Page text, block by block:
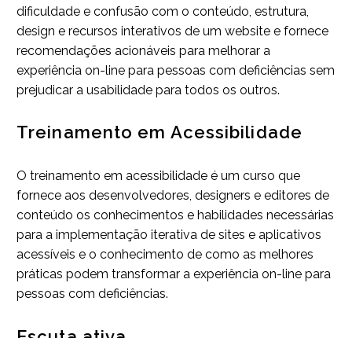
dificuldade e confusão com o conteúdo, estrutura,
design e recursos interativos de um website e fornece
recomendações acionáveis para melhorar a
experiência on-line para pessoas com deficiências sem
prejudicar a usabilidade para todos os outros.
Treinamento em Acessibilidade
O treinamento em acessibilidade é um curso que
fornece aos desenvolvedores, designers e editores de
conteúdo os conhecimentos e habilidades necessárias
para a implementação iterativa de sites e aplicativos
acessíveis e o conhecimento de como as melhores
práticas podem transformar a experiência on-line para
pessoas com deficiências.